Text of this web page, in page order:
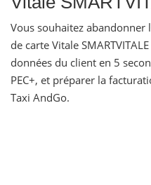
Vous souhaitez abandonner
de carte Vitale
données du client en 5
PEC+, et préparer la
Taxi AndGo.